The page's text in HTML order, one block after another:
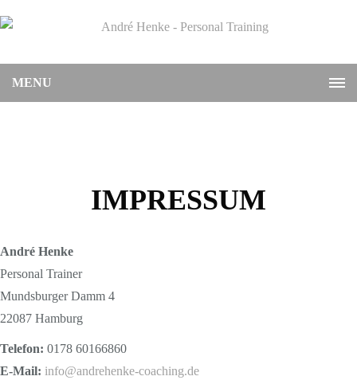
MENU
IMPRESSUM
André Henke
Personal Trainer
Mundsburger Damm 4
22087 Hamburg
Telefon: 0178 60166860
E-Mail: info@andrehenke-coaching.de